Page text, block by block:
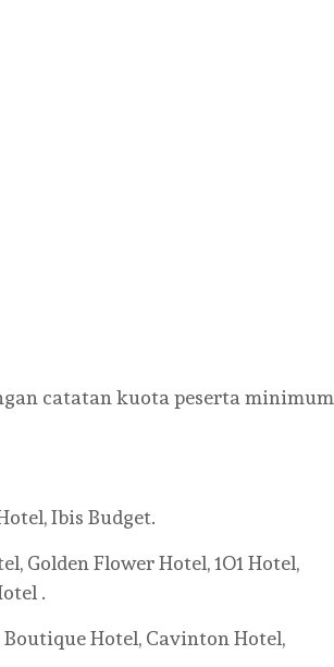
catatan kuota peserta minimum
Ibis Budget.
Golden Flower Hotel, 1O1 Hotel,
.
Hotel, Cavinton Hotel,